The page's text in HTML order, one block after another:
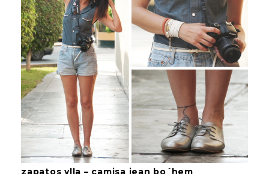
zapatos ylla – camisa jean bo´hem